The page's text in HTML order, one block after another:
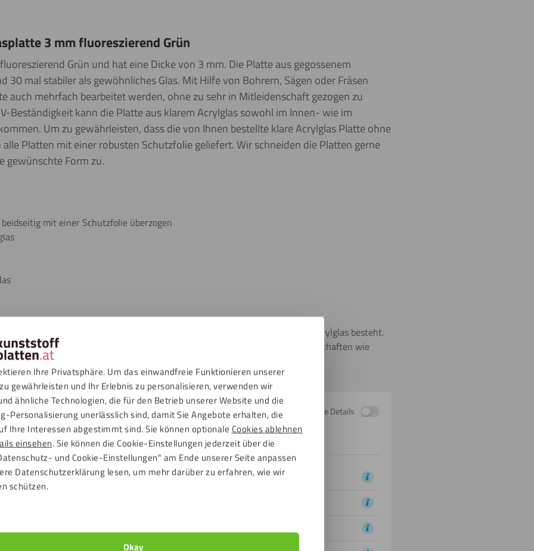
Ihre Privatsphäre. Um das einwandfreie Funktionieren unserer
gewährleisten und Ihr Erlebnis zu personalisieren, verwenden wir
ähnliche Technologien, die für den Betrieb unserer Website und die
Personalisierung unerlässlich sind, damit Sie Angebote erhalten, die
Ihre Interessen abgestimmt sind. Sie können optionaleCookies ablehnen
einsehen. Sie können die Cookie-Einstellungen jederzeit über die
und Cookie-Einstellungen" am Ende unserer Seite anpassen
Datenschutzerklärung lesen, um mehr darüber zu erfahren, wie wir
schützen.
Okay
3 mm fluoreszierend Grün
Grün und hat eine Dicke von 3 mm. Die Platte aus gegossenem
30 mal stabiler als gewöhnliches Glas. Mit Hilfe von Bohrern, Sägen oder Fräsen
auch mehrfach bearbeitet werden, ohne zu sehr in Mitleidenschaft gezogen zu
Beständigkeit kann die Platte aus klarem Acrylglas sowohl im Innen- wie im
Um zu gewährleisten, dass die von Ihnen bestellte klare Acrylglas Platte ohne
Platten mit einer robusten Schutzfolie geliefert.Wir schneiden die Platten gerne
gewünschte Form zu.
mit einer Schutzfolie überzogen
ist eine nachhaltige Wahl, weil das Material aus 100 % recyceltem Acrylglas besteht.
Qualität und kennzeichnet sich durch genau die gleichen Eigenschaften wie
Zeige Details
Grün